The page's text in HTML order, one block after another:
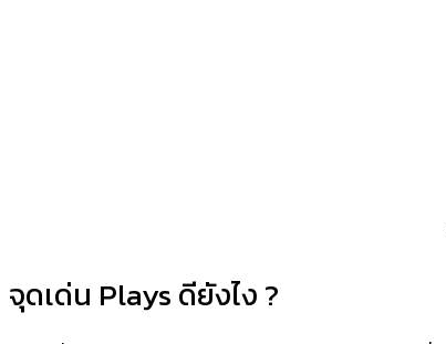
จุดเด่น Plays ดียังไง ?